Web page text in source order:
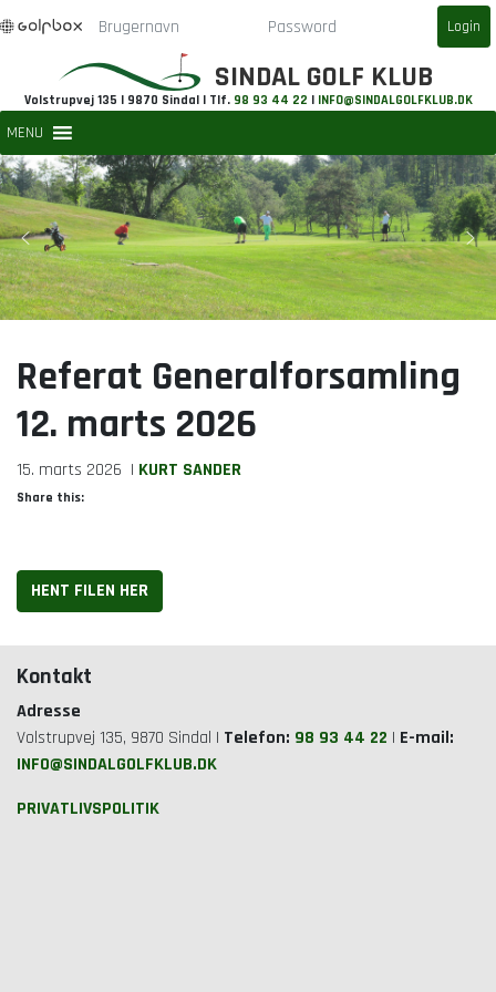
SINDAL GOLF KLUB
Volstrupvej 135 | 9870 Sindal | Tlf. 98 93 44 22 | INFO@SINDALGOLFKLUB.DK
MENU
Referat Generalforsamling
12. marts 2026
15. marts 2026 | KURT SANDER
Share this:
HENT FILEN HER
Kontakt
Adresse
Volstrupvej 135, 9870 Sindal | Telefon: 98 93 44 22 | E-mail:
INFO@SINDALGOLFKLUB.DK
PRIVATLIVSPOLITIK